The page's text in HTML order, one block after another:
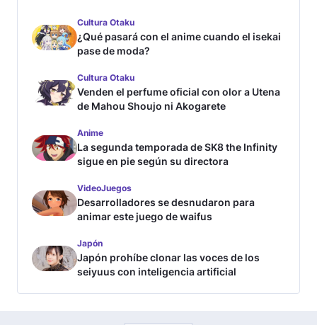
Cultura Otaku
¿Qué pasará con el anime cuando el isekai
pase de moda?
Cultura Otaku
Venden el perfume oficial con olor a Utena
de Mahou Shoujo ni Akogarete
Anime
La segunda temporada de SK8 the Infinity
sigue en pie según su directora
VideoJuegos
Desarrolladores se desnudaron para
animar este juego de waifus
Japón
Japón prohíbe clonar las voces de los
seiyuus con inteligencia artificial